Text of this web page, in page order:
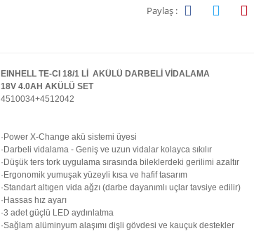
Paylaş :
EINHELL TE-CI 18/1 Lİ AKÜLÜ DARBELİ VİDALAMA
18V 4.0AH AKÜLÜ SET
4510034+4512042
·Power X-Change akü sistemi üyesi
·Darbeli vidalama - Geniş ve uzun vidalar kolayca sıkılır
·Düşük ters tork uygulama sırasında bileklerdeki gerilimi azaltır
·Ergonomik yumuşak yüzeyli kısa ve hafif tasarım
·Standart altıgen vida ağzı (darbe dayanımlı uçlar tavsiye edilir)
·Hassas hız ayarı
·3 adet güçlü LED aydınlatma
·Sağlam alüminyum alaşımı dişli gövdesi ve kauçuk destekler